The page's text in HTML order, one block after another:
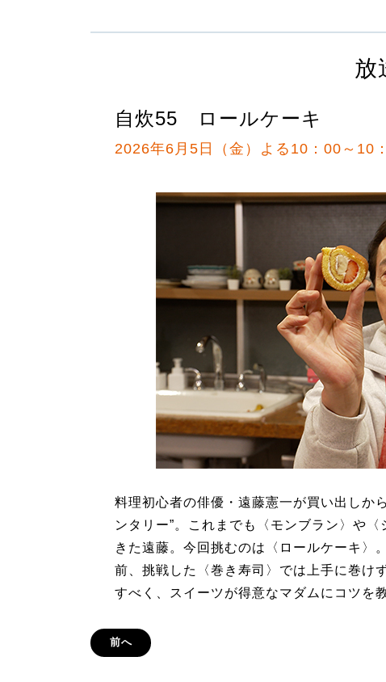
放
自炊55 ロールケーキ
2026年6月5日（金）よる10：00～10
料理初心者の俳優・遠藤憲一が買い出しか
ンタリー”。これまでも〈モンブラン〉や
きた遠藤。今回挑むのは〈ロールケーキ〉
前、挑戦した〈巻き寿司〉では上手に巻け
すべく、スイーツが得意なマダムにコツを
前へ